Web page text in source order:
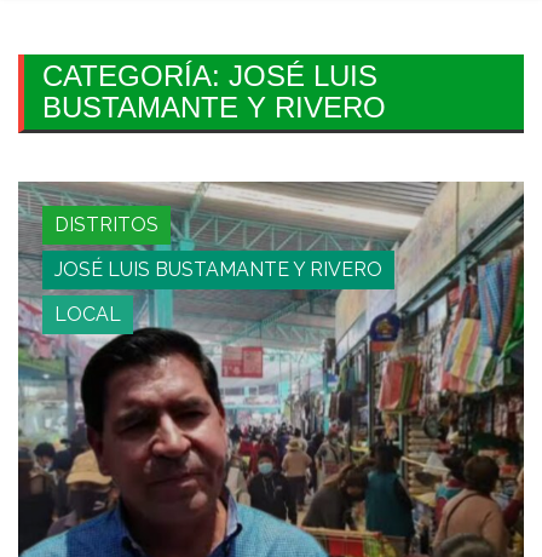
CATEGORÍA: JOSÉ LUIS
BUSTAMANTE Y RIVERO
DISTRITOS
JOSÉ LUIS BUSTAMANTE Y RIVERO
LOCAL